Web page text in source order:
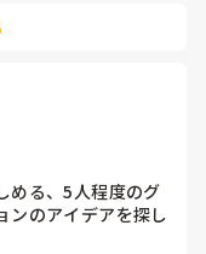
める、5人程度のグ
ンのアイデアを探し
して実施するた